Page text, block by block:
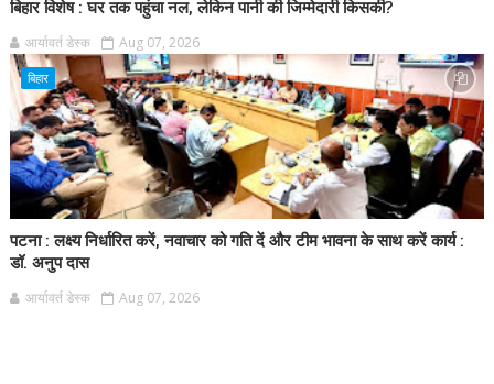
बिहार विशेष : घर तक पहुंचा नल, लेकिन पानी की जिम्मेदारी किसकी?
आर्यावर्त डेस्क Aug 07, 2026
बिहार
पटना : लक्ष्य निर्धारित करें, नवाचार को गति दें और टीम भावना के साथ करें कार्य :
डॉ. अनुप दास
आर्यावर्त डेस्क Aug 07, 2026